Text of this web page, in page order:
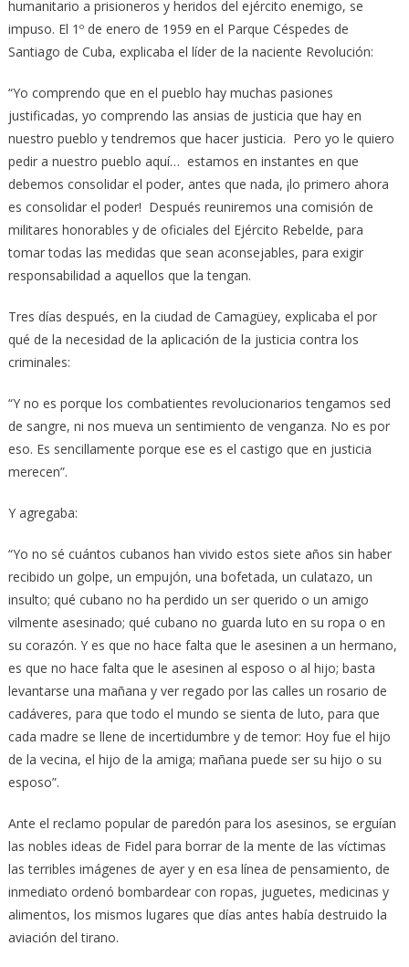
humanitario a prisioneros y heridos del ejército enemigo, se
impuso. El 1º de enero de 1959 en el Parque Céspedes de
Santiago de Cuba, explicaba el líder de la naciente Revolución:
“Yo comprendo que en el pueblo hay muchas pasiones
justificadas, yo comprendo las ansias de justicia que hay en
nuestro pueblo y tendremos que hacer justicia. Pero yo le quiero
pedir a nuestro pueblo aquí… estamos en instantes en que
debemos consolidar el poder, antes que nada, ¡lo primero ahora
es consolidar el poder! Después reuniremos una comisión de
militares honorables y de oficiales del Ejército Rebelde, para
tomar todas las medidas que sean aconsejables, para exigir
responsabilidad a aquellos que la tengan.
Tres días después, en la ciudad de Camagüey, explicaba el por
qué de la necesidad de la aplicación de la justicia contra los
criminales:
“Y no es porque los combatientes revolucionarios tengamos sed
de sangre, ni nos mueva un sentimiento de venganza. No es por
eso. Es sencillamente porque ese es el castigo que en justicia
merecen”.
Y agregaba:
“Yo no sé cuántos cubanos han vivido estos siete años sin haber
recibido un golpe, un empujón, una bofetada, un culatazo, un
insulto; qué cubano no ha perdido un ser querido o un amigo
vilmente asesinado; qué cubano no guarda luto en su ropa o en
su corazón. Y es que no hace falta que le asesinen a un hermano,
es que no hace falta que le asesinen al esposo o al hijo; basta
levantarse una mañana y ver regado por las calles un rosario de
cadáveres, para que todo el mundo se sienta de luto, para que
cada madre se llene de incertidumbre y de temor: Hoy fue el hijo
de la vecina, el hijo de la amiga; mañana puede ser su hijo o su
esposo”.
Ante el reclamo popular de paredón para los asesinos, se erguían
las nobles ideas de Fidel para borrar de la mente de las víctimas
las terribles imágenes de ayer y en esa línea de pensamiento, de
inmediato ordenó bombardear con ropas, juguetes, medicinas y
alimentos, los mismos lugares que días antes había destruido la
aviación del tirano.